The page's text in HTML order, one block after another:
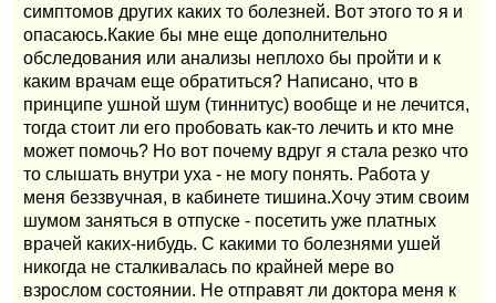
симптомов других каких то болезней. Вот этого то я и
опасаюсь.Какие бы мне еще дополнительно
обследования или анализы неплохо бы пройти и к
каким врачам еще обратиться? Написано, что в
принципе ушной шум (тиннитус) вообще и не лечится,
тогда стоит ли его пробовать как-то лечить и кто мне
может помочь? Но вот почему вдруг я стала резко что
то слышать внутри уха - не могу понять. Работа у
меня беззвучная, в кабинете тишина.Хочу этим своим
шумом заняться в отпуске - посетить уже платных
врачей каких-нибудь. С какими то болезнями ушей
никогда не сталкивалась по крайней мере во
взрослом состоянии. Не отправят ли доктора меня к